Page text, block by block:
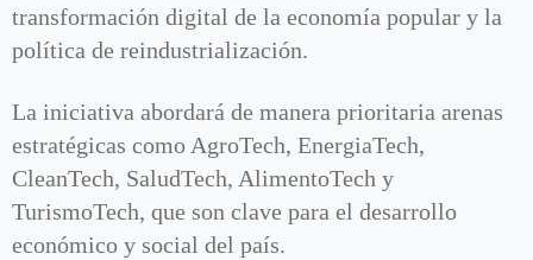
transformación digital de la economía popular y la
política de reindustrialización.
La iniciativa abordará de manera prioritaria arenas
estratégicas como AgroTech, EnergiaTech,
CleanTech, SaludTech, AlimentoTech y
TurismoTech, que son clave para el desarrollo
económico y social del país.